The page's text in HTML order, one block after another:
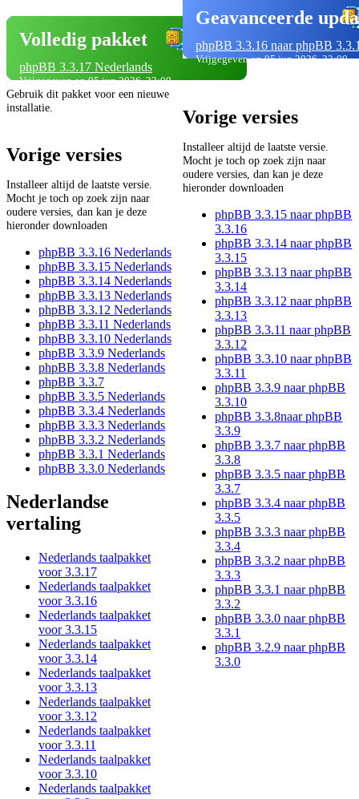
Volledig pakket
phpBB 3.3.17 Nederlands
Vrijgegeven op 05 jun 2026, 23:00
Gebruik dit pakket voor een nieuwe
installatie.
Vorige versies
Installeer altijd de laatste versie.
Mocht je toch op zoek zijn naar
oudere versies, dan kan je deze
hieronder downloaden
phpBB 3.3.16 Nederlands
phpBB 3.3.15 Nederlands
phpBB 3.3.14 Nederlands
phpBB 3.3.13 Nederlands
phpBB 3.3.12 Nederlands
phpBB 3.3.11 Nederlands
phpBB 3.3.10 Nederlands
phpBB 3.3.9 Nederlands
phpBB 3.3.8 Nederlands
phpBB 3.3.7
phpBB 3.3.5 Nederlands
phpBB 3.3.4 Nederlands
phpBB 3.3.3 Nederlands
phpBB 3.3.2 Nederlands
phpBB 3.3.1 Nederlands
phpBB 3.3.0 Nederlands
Nederlandse
vertaling
Nederlands taalpakket
voor 3.3.17
Nederlands taalpakket
voor 3.3.16
Nederlands taalpakket
voor 3.3.15
Nederlands taalpakket
voor 3.3.14
Nederlands taalpakket
voor 3.3.13
Nederlands taalpakket
voor 3.3.12
Nederlands taalpakket
voor 3.3.11
Nederlands taalpakket
voor 3.3.10
Nederlands taalpakket
Geavanceerde
phpBB 3.3.16 naar phpBB
Vrijgegeven op 05 jun 2026, 23:00
Vorige versies
Installeer altijd de laatste versie.
Mocht je toch op zoek zijn naar
oudere versies, dan kan je deze
hieronder downloaden
phpBB 3.3.15 naar phpBB
3.3.16
phpBB 3.3.14 naar phpBB
3.3.15
phpBB 3.3.13 naar phpBB
3.3.14
phpBB 3.3.12 naar phpBB
3.3.13
phpBB 3.3.11 naar phpBB
3.3.12
phpBB 3.3.10 naar phpBB
3.3.11
phpBB 3.3.9 naar phpBB
3.3.10
phpBB 3.3.8naar phpBB
3.3.9
phpBB 3.3.7 naar phpBB
3.3.8
phpBB 3.3.5 naar phpBB
3.3.7
phpBB 3.3.4 naar phpBB
3.3.5
phpBB 3.3.3 naar phpBB
3.3.4
phpBB 3.3.2 naar phpBB
3.3.3
phpBB 3.3.1 naar phpBB
3.3.2
phpBB 3.3.0 naar phpBB
3.3.1
phpBB 3.2.9 naar phpBB
3.3.0